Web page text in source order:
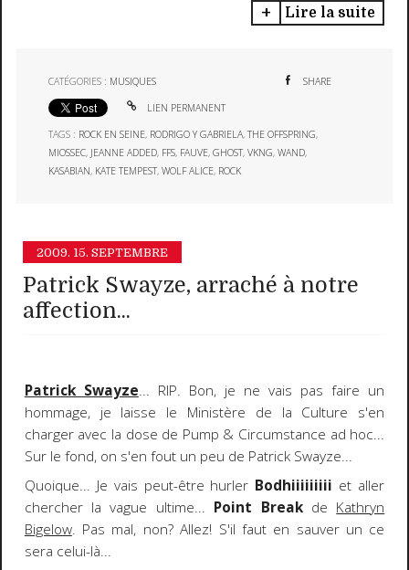
Lire la suite
CATÉGORIES : MUSIQUES SHARE
LIEN PERMANENT
TAGS : ROCK EN SEINE, RODRIGO Y GABRIELA,THE OFFSPRING,
MIOSSEC, JEANNE ADDED, FFS, FAUVE,GHOST,VKNG,WAND,
KASABIAN, KATE TEMPEST,WOLF ALICE, ROCK
2009. 15. SEPTEMBRE
Patrick Swayze, arraché à notre
affection...
Patrick Swayze... RIP. Bon, je ne vais pas faire un
hommage, je laisse le Ministère de la Culture s'en
charger avec la dose de Pump & Circumstance ad hoc...
Sur le fond, on s'en fout un peu de Patrick Swayze...
Quoique... Je vais peut-être hurler Bodhiiiiiiiii et aller
chercher la vague ultime... Point Breakde Kathryn
Bigelow. Pas mal, non? Allez! S'il faut en sauver un ce
sera celui-là...